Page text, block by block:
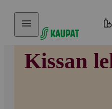
Hyppää sisältöön
Kissan